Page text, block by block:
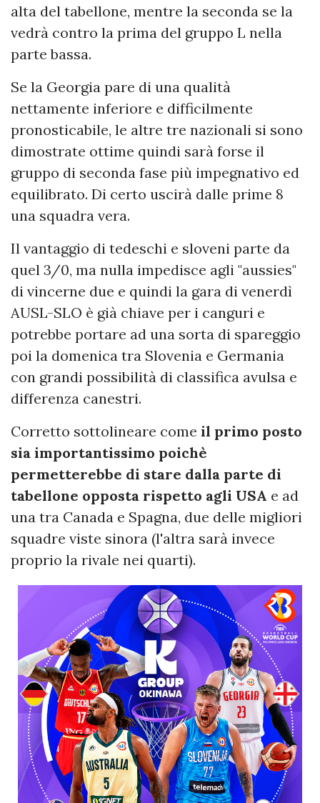
alta del tabellone, mentre la seconda se la
vedrà contro la prima del gruppo L nella
parte bassa.
Se la Georgia pare di una qualità
nettamente inferiore e difficilmente
pronosticabile, le altre tre nazionali si sono
dimostrate ottime quindi sarà forse il
gruppo di seconda fase più impegnativo ed
equilibrato. Di certo uscirà dalle prime 8
una squadra vera.
Il vantaggio di tedeschi e sloveni parte da
quel 3/0, ma nulla impedisce agli "aussies"
di vincerne due e quindi la gara di venerdì
AUSL-SLO è già chiave per i canguri e
potrebbe portare ad una sorta di spareggio
poi la domenica tra Slovenia e Germania
con grandi possibilità di classifica avulsa e
differenza canestri.
Corretto sottolineare come il primo posto
sia importantissimo poichè
permetterebbe di stare dalla parte di
tabellone opposta rispetto agli USA e ad
una tra Canada e Spagna, due delle migliori
squadre viste sinora (l'altra sarà invece
proprio la rivale nei quarti).